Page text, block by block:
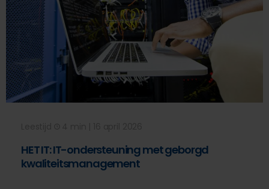
HET IT: IT-ondersteuning met geborgd
kwaliteitsmanagement